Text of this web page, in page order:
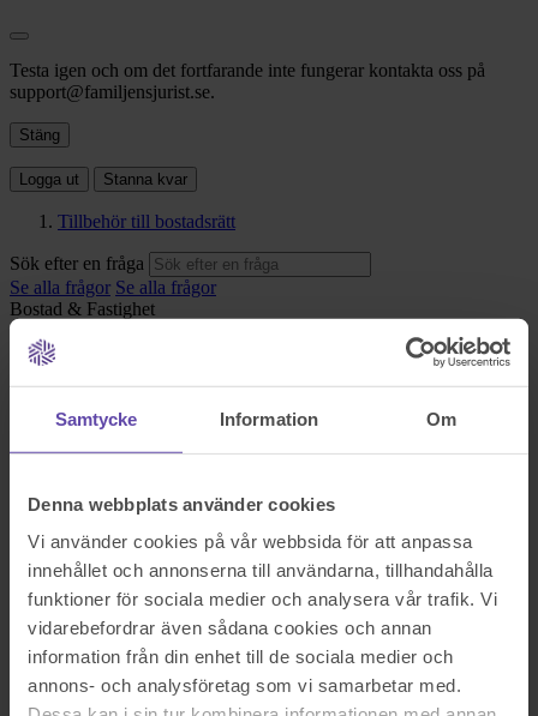
Samtycke Information Om
Denna webbplats använder cookies
Vi använder cookies på vår webbsida för att anpassa
innehållet och annonserna till användarna, tillhandahålla
funktioner för sociala medier och analysera vår trafik. Vi
vidarebefordrar även sådana cookies och annan
information från din enhet till de sociala medier och
annons- och analysföretag som vi samarbetar med.
Testa igen och om det fortfarande inte fungerar kontakta oss på
support@familjensjurist.se.
Stäng
Logga ut Stanna kvar
Tillbehör till bostadsrätt
Sök efter en fråga
Se alla frågor Se alla frågor
Bostad & Fastighet
Tillbehör till bostadsrätt
Dessa fanns med på visningen av lägenheten. Jag undrar om de
borde ingå i försäljningen? Och gardinstänger ingår de i
Med vänlig hälsning